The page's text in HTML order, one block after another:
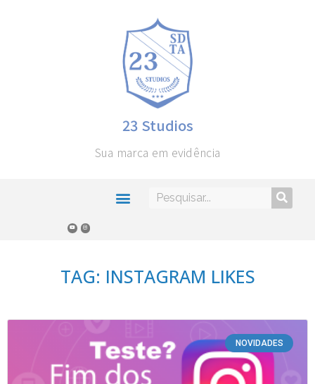
23 Studios
Sua marca em evidência
TAG: INSTAGRAM LIKES
NOVIDADES